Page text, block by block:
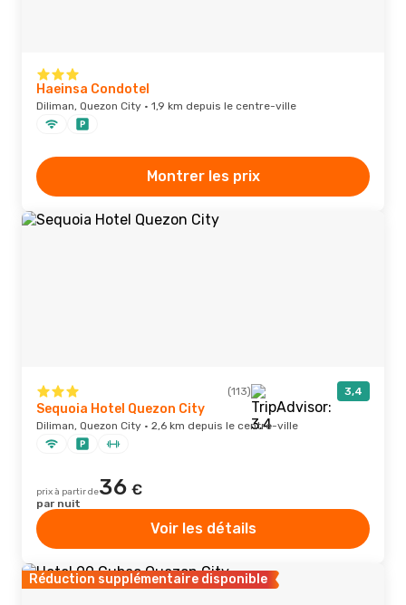
Haeinsa Condotel
Diliman, Quezon City · 1,9 km depuis le centre-ville
Montrer les prix
(113) 3,4
Sequoia Hotel Quezon City
Diliman, Quezon City · 2,6 km depuis le centre-ville
prix à partir de36 €
par nuit
Voir les détails
Réduction supplémentaire disponible